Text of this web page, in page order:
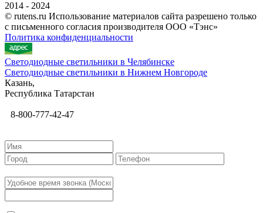
2014 - 2024
© rutens.ru Использование материалов сайта разрешено только
с письменного согласия производителя ООО «Тэнс»
Политика конфиденциальности
Светодиодные светильники в Челябинске
Светодиодные светильники в Нижнем Новгороде
Казань,
Республика Татарстан
8-800-777-42-47